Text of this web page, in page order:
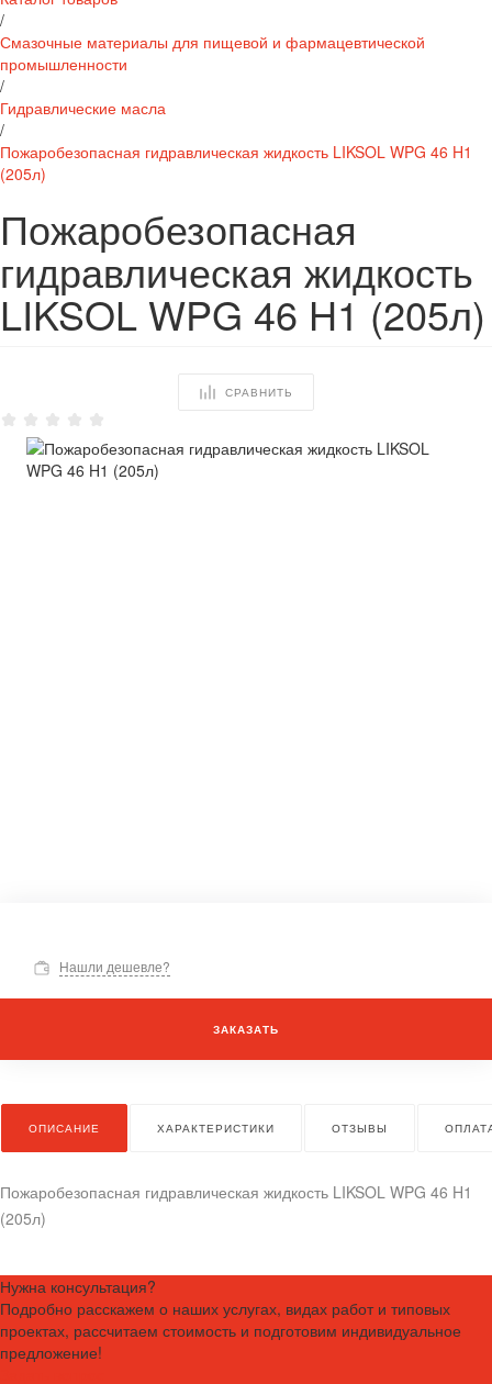
/
Смазочные материалы для пищевой и фармацевтической
промышленности
/
Гидравлические масла
/
Пожаробезопасная гидравлическая жидкость LIKSOL WPG 46 H1
(205л)
Пожаробезопасная
гидравлическая жидкость
LIKSOL WPG 46 H1 (205л)
СРАВНИТЬ
Нашли дешевле?
ЗАКАЗАТЬ
ОПИСАНИЕ ХАРАКТЕРИСТИКИ ОТЗЫВЫ
Пожаробезопасная гидравлическая жидкость LIKSOL WPG 46 H1
(205л)
Нужна консультация?
Подробно расскажем о наших услугах, видах работ и типовых
проектах, рассчитаем стоимость и подготовим индивидуальное
предложение!